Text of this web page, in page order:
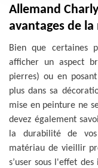
Allemand
avantages de
Bien que certaines
afficher un aspect
pierres) ou en
plus dans sa
mise en peinture ne
devez également
la durabilité de
matériau de vieillir
s’user sous l'effet